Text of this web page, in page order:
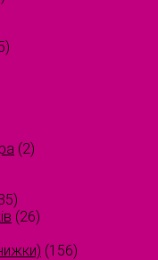
(2)
(26)
(156)